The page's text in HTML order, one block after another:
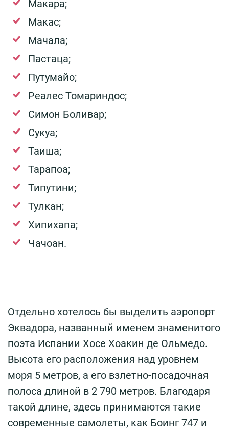
Макара;
Макас;
Мачала;
Пастаца;
Путумайо;
Реалес Томариндос;
Симон Боливар;
Сукуа;
Таиша;
Тарапоа;
Типутини;
Тулкан;
Хипихапа;
Чачоан.
Отдельно хотелось бы выделить аэропорт
Эквадора, названный именем знаменитого
поэта Испании Хосе Хоакин де Ольмедо.
Высота его расположения над уровнем
моря 5 метров, а его взлетно-посадочная
полоса длиной в 2 790 метров. Благодаря
такой длине, здесь принимаются такие
современные самолеты, как Боинг 747 и